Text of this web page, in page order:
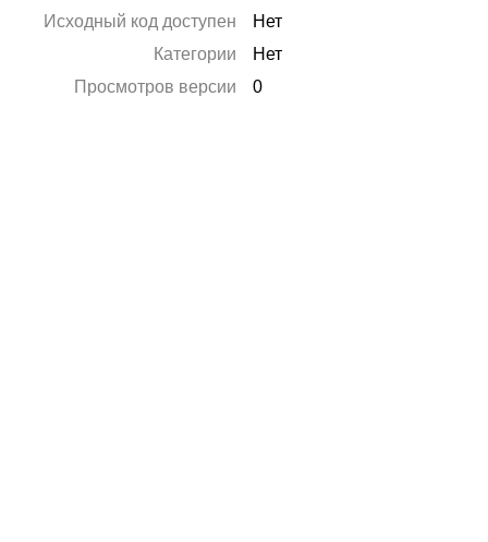
Исходный код доступен
Нет
Категории
Нет
Просмотров версии
0